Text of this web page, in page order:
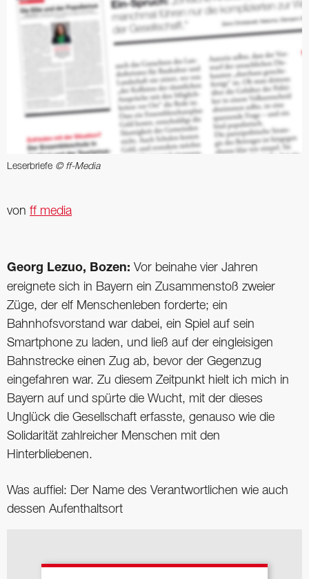
Leserbriefe © ff-Media
von ff media
Georg Lezuo, Bozen: Vor beinahe vier Jahren
ereignete sich in Bayern ein Zusammenstoß zweier
Züge, der elf Menschenleben forderte; ein
Bahnhofsvorstand war dabei, ein Spiel auf sein
Smartphone zu laden, und ließ auf der eingleisigen
Bahnstrecke einen Zug ab, bevor der Gegenzug
eingefahren war. Zu diesem Zeitpunkt hielt ich mich in
Bayern auf und spürte die Wucht, mit der dieses
Unglück die Gesellschaft erfasste, genauso wie die
Solidarität zahlreicher Menschen mit den
Hinterbliebenen.
Was auffiel: Der Name des Verantwortlichen wie auch
dessen Aufenthaltsort